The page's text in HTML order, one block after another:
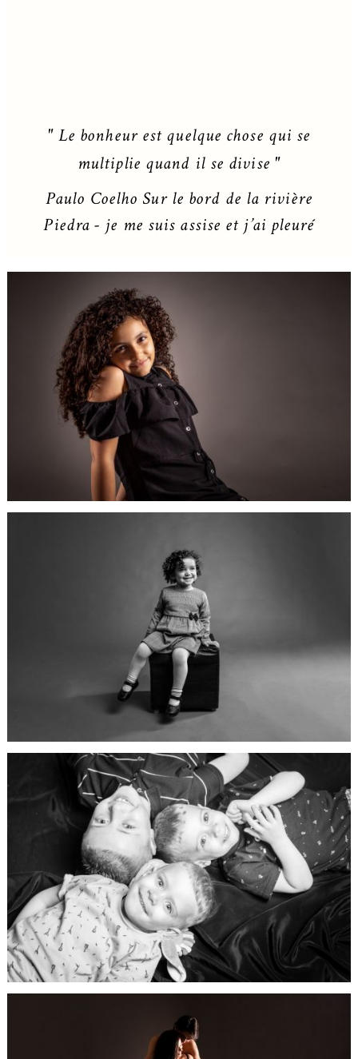
" Le bonheur est quelque chose qui se
multiplie quand il se divise "
Paulo Coelho Sur le bord de la rivière
Piedra - je me suis assise et j’ai pleuré